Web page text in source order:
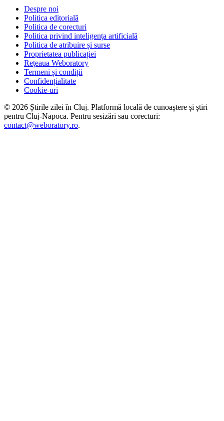
Despre noi
Politica editorială
Politica de corecturi
Politica privind inteligența artificială
Politica de atribuire și surse
Proprietatea publicației
Rețeaua Weboratory
Termeni și condiții
Confidențialitate
Cookie-uri
© 2026 Știrile zilei în Cluj. Platformă locală de cunoaștere și știri
pentru Cluj-Napoca. Pentru sesizări sau corecturi:
contact@weboratory.ro.